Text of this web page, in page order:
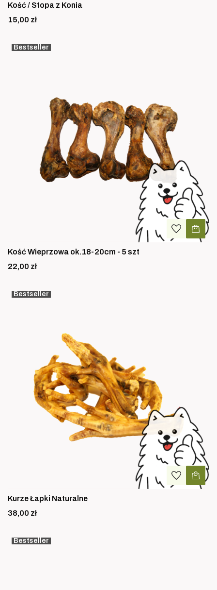
Kość / Stopa z Konia
Cena
15,00 zł
Bestseller
Kość Wieprzowa ok.18-20cm - 5 szt
Cena
22,00 zł
Bestseller
Kurze Łapki Naturalne
Cena
38,00 zł
Bestseller